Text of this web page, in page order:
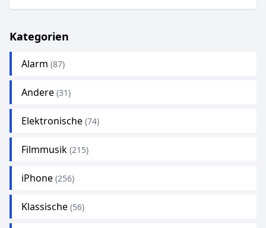
Kategorien
Alarm (87)
Andere (31)
Elektronische (74)
Filmmusik (215)
iPhone (256)
Klassische (56)